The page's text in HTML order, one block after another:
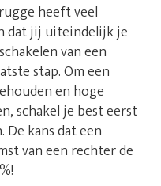
heeft veel
dat jij uiteindelijk je
van een
stap. Om een
en hoge
schakel je best eerst
kans dat een
van een rechter de